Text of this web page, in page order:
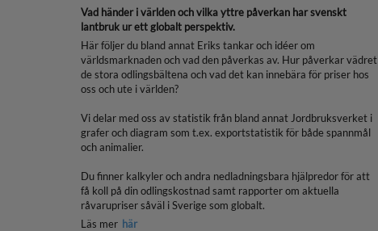
Vad händer i världen och vilka yttre påverkan har svenskt
lantbruk ur ett globalt perspektiv.
Här följer du bland annat Eriks tankar och idéer om
världsmarknaden och vad den påverkas av. Hur påverkar vädret
de stora odlingsbältena och vad det kan innebära för priser hos
oss och ute i världen?
Vi delar med oss av statistik från bland annat Jordbruksverket i
grafer och diagram som t.ex. exportstatistik för både spannmål
och animalier.
Du finner kalkyler och andra nedladningsbara hjälpredor för att
få koll på din odlingskostnad samt rapporter om aktuella
råvarupriser såväl i Sverige som globalt.
Läs mer här